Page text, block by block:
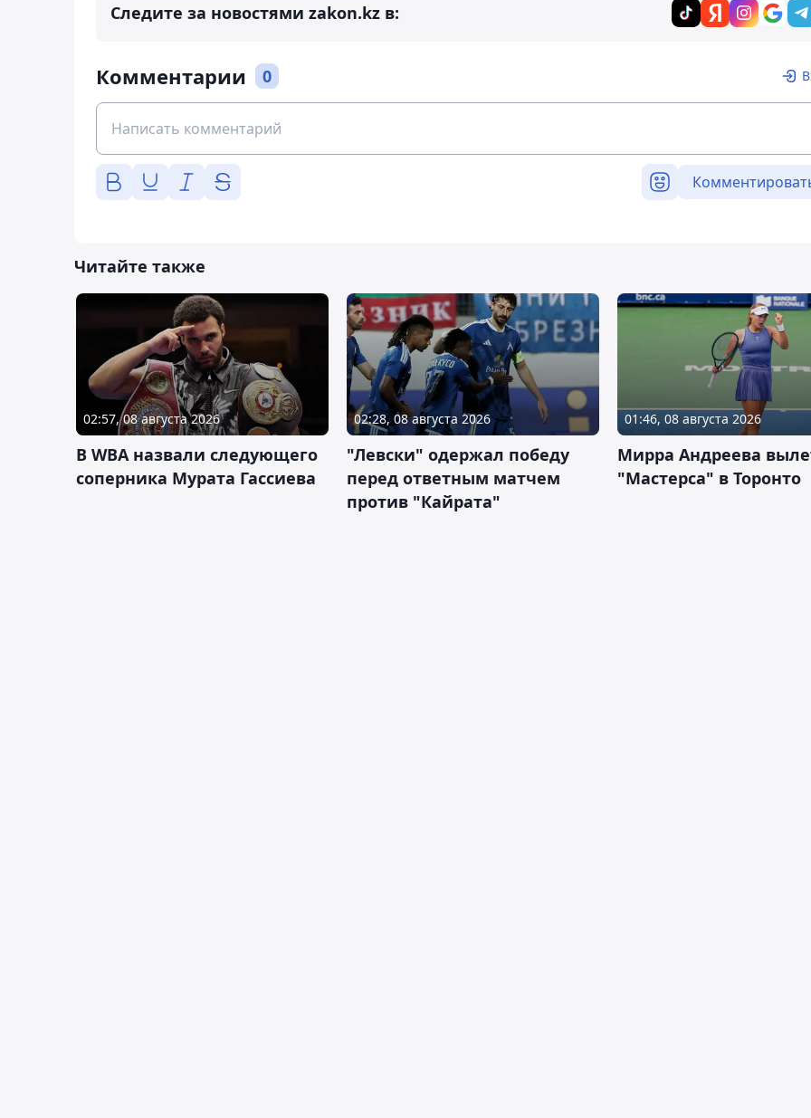
Следите за новостями zakon.kz в:
Комментарии 0
Читайте также
02:57, 08 августа 2026
В WBA назвали следующего
соперника Мурата Гассиева
02:28, 08 августа 2026
"Левски" одержал победу
перед ответным матчем
против "Кайрата"
01:46, 08 августа 2026
Мирра Андреева
"Мастерса" в Торонто